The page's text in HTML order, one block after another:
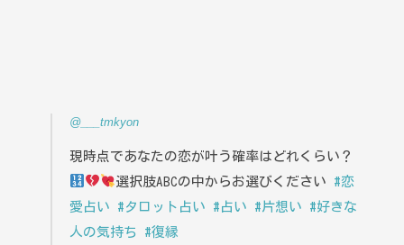
@___tmkyon
現時点であなたの恋が叶う確率はどれくらい？
選択肢ABCの中からお選びください #恋
愛占い
#タロット占い #占い #片想い
#好きな
人の気持ち
#復縁